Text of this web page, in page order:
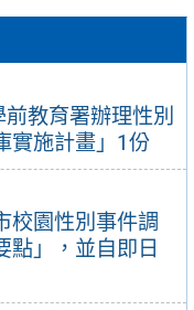
教育署辦理性別
實施計畫」1份
校園性別事件調
點」，並自即日